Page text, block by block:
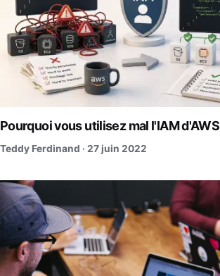
Pourquoi vous utilisez mal l'IAM d'AWS
Teddy Ferdinand · 27 juin 2022